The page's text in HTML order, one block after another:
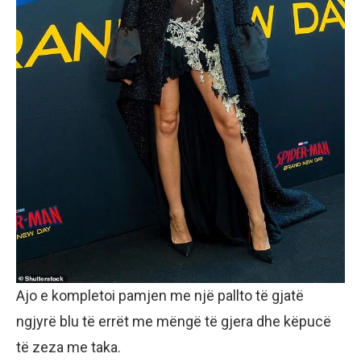
Ajo e kompletoi pamjen me një pallto të gjatë
ngjyrë blu të errët me mëngë të gjera dhe këpucë
të zeza me taka.